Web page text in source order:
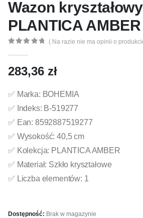
Wazon
PLANTICA AMBER
( Na razie nie ma opinii o
283,36 zł
✅ Marka: BOHEMIA
✅ Indeks: B-519277
✅ Ean: 8592887519277
✅ Wysokość: 40,5 cm
✅ Kolekcja: PLANTICA AMBER
✅ Materiał: Szkło kryształowe
✅ Liczba elementów: 1
Dostępność: Brak w magazynie